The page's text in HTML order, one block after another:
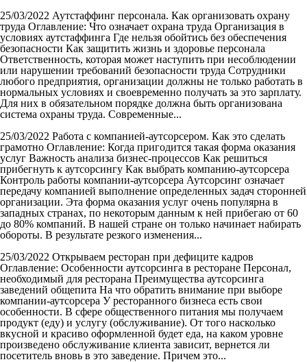
25/03/2022 Аутстаффинг персонала. Как организовать охрану
труда Оглавление: Что означает охрана труда Организация в
условиях аутстаффинга Где нельзя обойтись без обеспечения
безопасности Как защитить жизнь и здоровье персонала
Ответственность, которая может наступить при несоблюдении
или нарушении требований безопасности труда Сотрудники
любого предприятия, организации должны не только работать в
нормальных условиях и своевременно получать за это зарплату.
Для них в обязательном порядке должна быть организована
система охраны труда. Современные...
25/03/2022 Работа с компанией-аутсорсером. Как это сделать
грамотно Оглавление: Когда пригодится такая форма оказания
услуг Важность анализа бизнес-процессов Как решиться
прибегнуть к аутсорсингу Как выбрать компанию-аутсорсера
Контроль работы компании-аутсорсера Аутсорсинг означает
передачу компанией выполнение определенных задач сторонней
организации. Эта форма оказания услуг очень популярна в
западных странах, по некоторым данным к ней прибегаю от 60
до 80% компаний. В нашей стране он только начинает набирать
обороты. В результате резкого изменения...
25/03/2022 Открываем ресторан при дефиците кадров
Оглавление: Особенности аутсорсинга в ресторане Персонал,
необходимый для ресторана Преимущества аутсорсинга
заведений общепита На что обратить внимание при выборе
компании-аутсорсера У ресторанного бизнеса есть свои
особенности. В сфере общественного питания мы получаем
продукт (еду) и услугу (обслуживание). От того насколько
вкусной и красиво оформленной будет еда, на каком уровне
произведено обслуживание клиента зависит, вернется ли
посетитель вновь в это заведение. Причем это...